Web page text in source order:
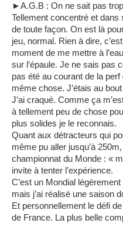
►A.G.B : On ne sait pas
Tellement concentré et
de toute façon. On est là
jeu, normal. Rien à dire,
moment de me mettre à
sur l’épaule. Je ne sais pas
pas été au courant de la
même chose. J’étais au
J’ai craqué. Comme ça
à tellement peu de chose
plus solides je le reconnais.
Quant aux détracteurs qui
même pu aller jusqu’à
championnat du Monde : «
invite à tenter l’expérience.
C’est un Mondial
mais j’ai réalisé une saison
Et personnellement le défi
de France. La plus belle